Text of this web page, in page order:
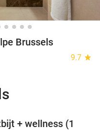
Brussels
9.7 star
+ wellness (1